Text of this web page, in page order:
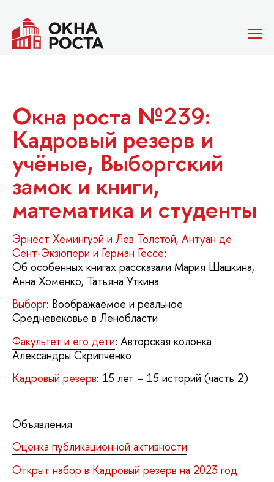
Окна роста №239:
Кадровый резерв и
учёные, Выборгский
замок и книги,
математика и студенты
Эрнест Хемингуэй и Лев Толстой, Антуан де
Сент-Экзюпери и Герман Гессе:
Об особенных книгах рассказали Мария Шашкина,
Анна Хоменко, Татьяна Уткина
Выборг: Воображаемое и реальное
Средневековье в Ленобласти
Факультет и его дети: Авторская колонка
Александры Скрипченко
Кадровый резерв: 15 лет – 15 историй (часть 2)
Объявления
Оценка публикационной активности
Открыт набор в Кадровый резерв на 2023 год